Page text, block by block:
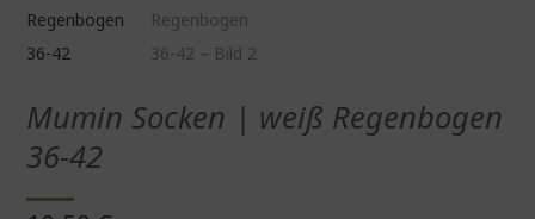
Mumin Socken | weiß Regenbogen
36-42